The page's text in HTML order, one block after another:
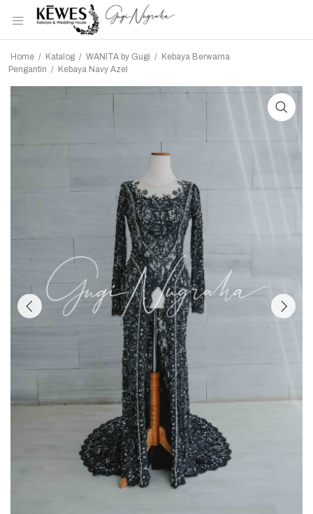
Home / Katalog / WANITA by Gugi / Kebaya Berwarna
Pengantin / Kebaya Navy Azel